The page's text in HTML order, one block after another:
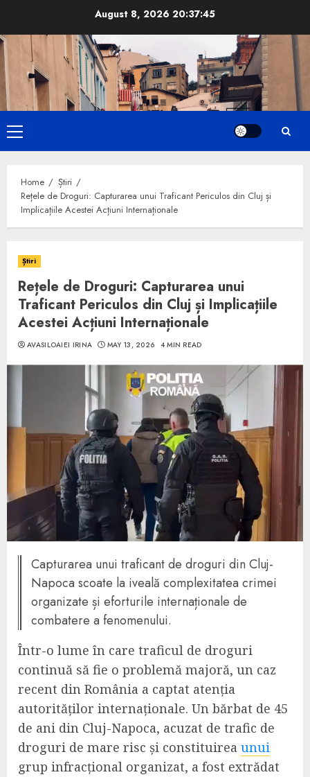
content
August 8, 2026 20:37:46
Primary
Menu
Home
Știri
Rețele de Droguri: Capturarea unui Traficant Periculos din Cluj și
Implicațiile Acestei Acțiuni Internaționale
Știri
Rețele de Droguri: Capturarea unui
Traficant Periculos din Cluj și Implicațiile
Acestei Acțiuni Internaționale
AVASILOAIEI IRINA MAY 13, 2026 4 MIN READ
Capturarea unui traficant de droguri din Cluj-
Napoca scoate la iveală complexitatea crimei
organizate și eforturile internaționale de
combatere a fenomenului.
Într-o lume în care traficul de droguri
continuă să fie o problemă majoră, un caz
recent din România a captat atenția
autorităților internaționale. Un bărbat de 45
de ani din Cluj-Napoca, acuzat de trafic de
droguri de mare risc și constituirea unui
grup infracțional organizat, a fost extrădat